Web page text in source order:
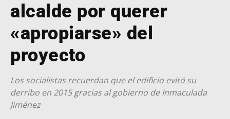
alcalde por querer
«apropiarse» del
proyecto
Los socialistas recuerdan que el edificio evitó su
derribo en 2015 gracias al gobierno de Inmaculada
Jiménez